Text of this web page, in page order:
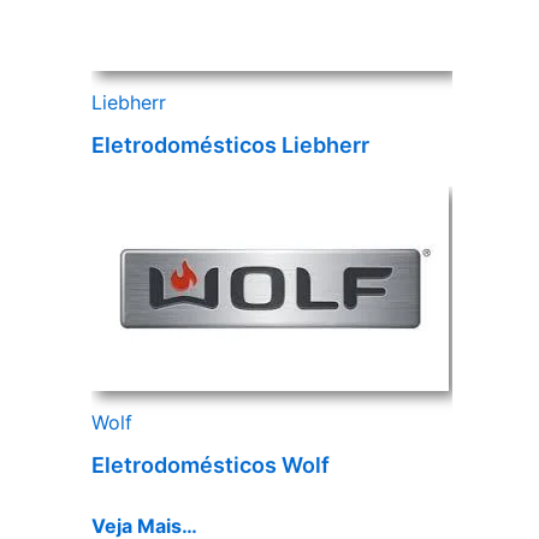
Liebherr
Eletrodomésticos Liebherr
Wolf
Eletrodomésticos Wolf
Veja Mais…